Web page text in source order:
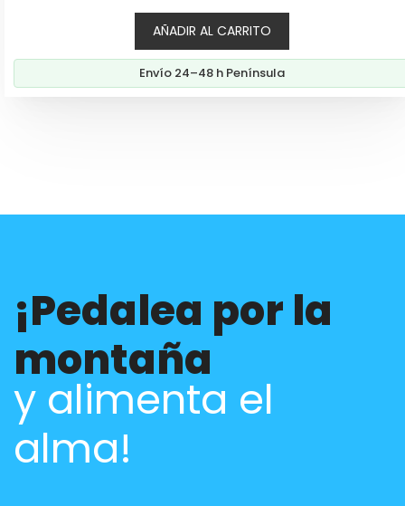
5
AÑADIR AL CARRITO
Envío 24–48 h Península
¡Pedalea por la
montaña
y alimenta el
alma!